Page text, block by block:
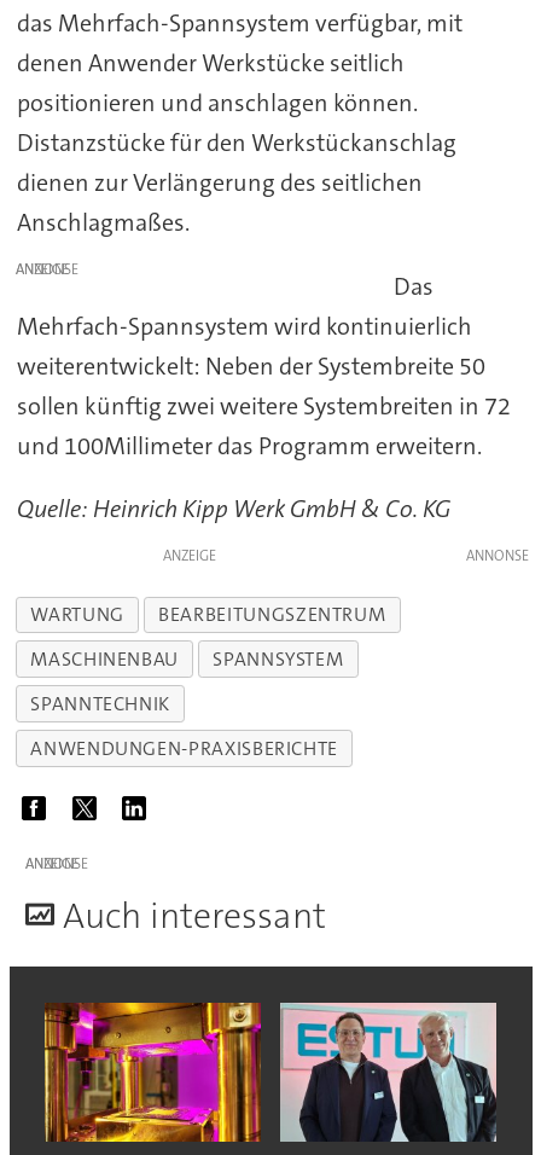
das Mehrfach-Spannsystem verfügbar, mit
denen Anwender Werkstücke seitlich
positionieren und anschlagen können.
Distanzstücke für den Werkstückanschlag
dienen zur Verlängerung des seitlichen
Anschlagmaßes.
ANZEIGE
Das
Mehrfach-Spannsystem wird kontinuierlich
weiterentwickelt: Neben der Systembreite 50
sollen künftig zwei weitere Systembreiten in 72
und 100Millimeter das Programm erweitern.
Quelle: Heinrich Kipp Werk GmbH & Co. KG
ANZEIGE
WARTUNG
BEARBEITUNGSZENTRUM
MASCHINENBAU
SPANNSYSTEM
SPANNTECHNIK
ANWENDUNGEN-PRAXISBERICHTE
ANZEIGE
Auch interessant